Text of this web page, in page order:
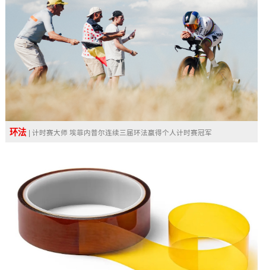
环法 | 计时赛大师 埃菲内普尔连续三届环法赢得个人计时赛冠军